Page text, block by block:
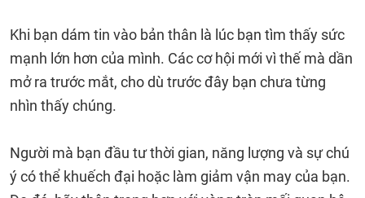
Khi bạn dám tin vào bản thân là lúc bạn tìm thấy sức
mạnh lớn hơn của mình. Các cơ hội mới vì thế mà dần
mở ra trước mắt, cho dù trước đây bạn chưa từng
nhìn thấy chúng.
Người mà bạn đầu tư thời gian, năng lượng và sự chú
ý có thể khuếch đại hoặc làm giảm vận may của bạn.